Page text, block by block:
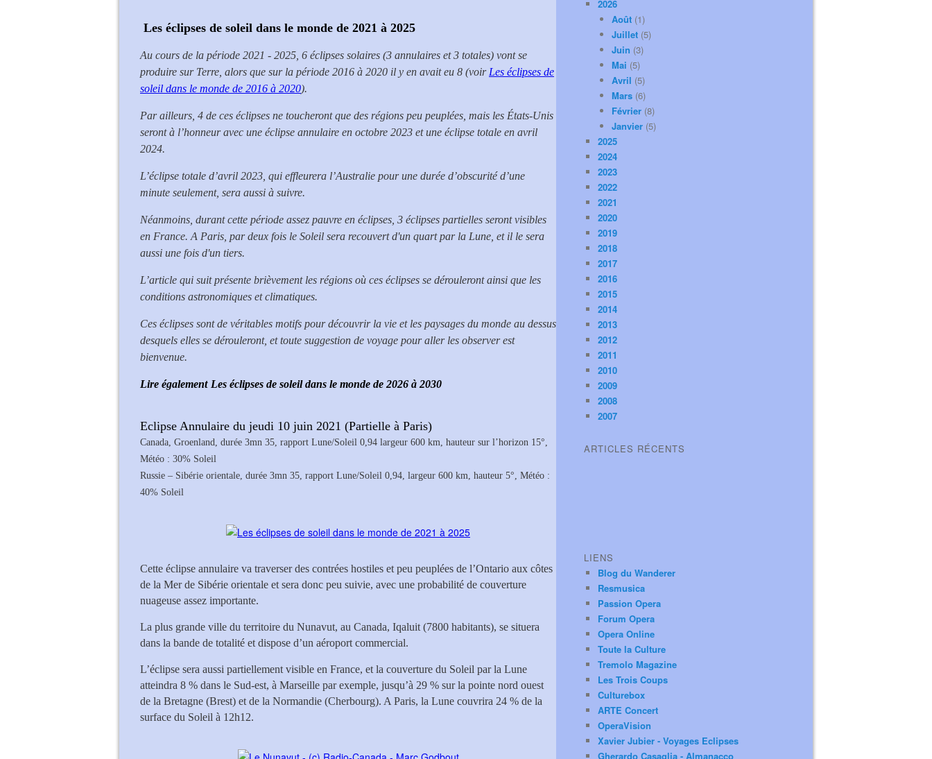
Les éclipses de soleil dans le monde de 2021 à 2025
Au cours de la période 2021 - 2025, 6 éclipses solaires (3 annulaires et 3 totales) vont se
produire sur Terre, alors que sur la période 2016 à 2020 il y en avait eu 8 (voir Les éclipses de
soleil dans le monde de 2016 à 2020).
Par ailleurs, 4 de ces éclipses ne toucheront que des régions peu peuplées, mais les États-Unis
seront à l’honneur avec une éclipse annulaire en octobre 2023 et une éclipse totale en avril
2024.
L’éclipse totale d’avril 2023, qui effleurera l’Australie pour une durée d’obscurité d’une
minute seulement, sera aussi à suivre.
Néanmoins, durant cette période assez pauvre en éclipses, 3 éclipses partielles seront visibles
en France. A Paris, par deux fois le Soleil sera recouvert d'un quart par la Lune, et il le sera
aussi une fois d'un tiers.
L’article qui suit présente brièvement les régions où ces éclipses se dérouleront ainsi que les
conditions astronomiques et climatiques.
Ces éclipses sont de véritables motifs pour découvrir la vie et les paysages du monde au dessus
desquels elles se dérouleront, et toute suggestion de voyage pour aller les observer est
bienvenue.
Lire également Les éclipses de soleil dans le monde de 2026 à 2030
Eclipse Annulaire du jeudi 10 juin 2021 (Partielle à Paris)
Canada, Groenland, durée 3mn 35, rapport Lune/Soleil 0,94 largeur 600 km, hauteur sur l’horizon 15°,
Météo : 30% Soleil
Russie – Sibérie orientale, durée 3mn 35, rapport Lune/Soleil 0,94, largeur 600 km, hauteur 5°, Météo :
40% Soleil
Cette éclipse annulaire va traverser des contrées hostiles et peu peuplées de l’Ontario aux côtes
de la Mer de Sibérie orientale et sera donc peu suivie, avec une probabilité de couverture
nuageuse assez importante.
La plus grande ville du territoire du Nunavut, au Canada, Iqaluit (7800 habitants), se situera
dans la bande de totalité et dispose d’un aéroport commercial.
L’éclipse sera aussi partiellement visible en France, et la couverture du Soleil par la Lune
atteindra 8 % dans le Sud-est, à Marseille par exemple, jusqu’à 29 % sur la pointe nord ouest
de la Bretagne (Brest) et de la Normandie (Cherbourg). A Paris, la Lune couvrira 24 % de la
surface du Soleil à 12h12.
2026
Août (1)
Juillet (5)
Juin (3)
Mai (5)
Avril (5)
Mars (6)
Février (8)
Janvier (5)
2025
2024
2023
2022
2021
2020
2019
2018
2017
2016
2015
2014
2013
2012
2011
2010
2009
2008
2007
ARTICLES RÉCENTS
LIENS
Blog du Wanderer
Resmusica
Passion Opera
Forum Opera
Opera Online
Toute la Culture
Tremolo Magazine
Les Trois Coups
Culturebox
ARTE Concert
OperaVision
Xavier Jubier - Voyages Eclipses
Gherardo Casaglia - Almanacco